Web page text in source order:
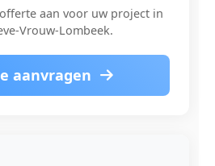
aan voor uw project in
Vrouw-Lombeek.
aanvragen